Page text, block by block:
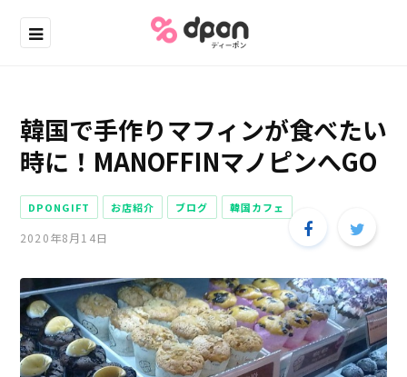
DPONGIFT お店紹介 ブログ 韓国カフェ
韓国で手作りマフィンが食べたい
時に！MANOFFINマノピンへGO
2020年8月14日